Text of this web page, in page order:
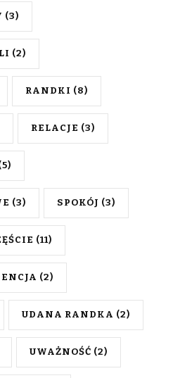
(3)
(2)
RANDKI (8)
RELACJE (3)
(3) SPOKÓJ (3)
(11)
(2)
UDANA RANDKA (2)
UWAŻNOŚĆ (2)